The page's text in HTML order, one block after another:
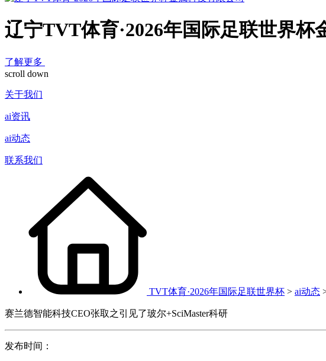
辽宁TVT体育·2026年国际足联世界杯
了解更多
scroll down
关于我们
ai资讯
ai动态
联系我们
TVT体育·2026年国际足联世界杯 > ai动态
赛兰德智能科技CEO张取之引见了玻尔+SciMaster科研
发布时间：